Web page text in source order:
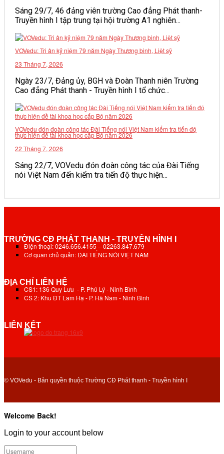
THƯ VIỆN
Sáng 29/7, 46 đảng viên trường Cao đẳng Phát thanh-
Truyền hình I tập trung tại hội trường A1 nghiên...
VOVedu: Tri ân kỷ niệm 79 năm Ngày Thương binh, Liệt sỹ
23 Tháng 7, 2026
Ngày 23/7, Đảng ủy, BGH và Đoàn Thanh niên Trường
Cao đẳng Phát thanh - Truyền hình I tổ chức...
VOVedu đón đoàn công tác Đài Tiếng nói Việt Nam kiểm tra tiến độ
thực hiện đề tài khoa học cấp Bộ năm 2026
22 Tháng 7, 2026
Sáng 22/7, VOVedu đón đoàn công tác của Đài Tiếng
nói Việt Nam đến kiểm tra tiến độ thực hiện...
TRƯỜNG CĐ PHÁT THANH - TRUYỀN HÌNH I
Điện thoại: 0246.656.4155 – 02263.847.679
Cơ quan chủ quản: ĐÀI TIẾNG NÓI VIỆT NAM
ĐỊA CHỈ LIÊN HỆ
CS1: 136 Quy Lưu - P. Phủ Lý - Ninh Bình
CS 2: Khu ĐT Lam Hạ - P. Hà Nam - Ninh Bình
LIÊN KẾT
© VOVedu - Bản quyền thuộc Trường CĐ Phát thanh - Truyền hình I
Welcome Back!
Login to your account below